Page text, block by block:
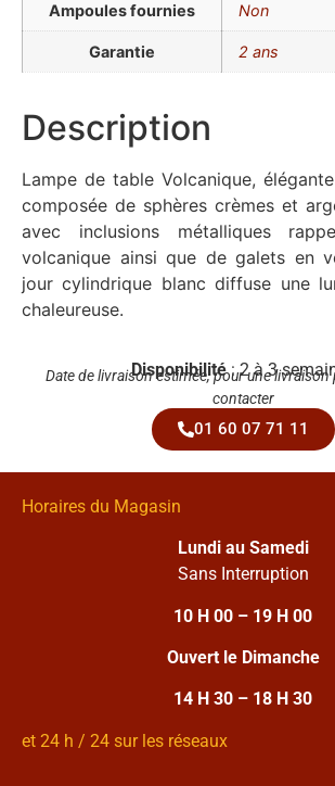
Ampoules fournies Non
Garantie 2 ans
Description
Lampe de table Volcanique,
composée de sphères crèmes et
avec inclusions métalliques
volcanique ainsi que de galets en
jour cylindrique blanc diffuse une
chaleureuse.
Disponibilité: 2 à 3
Date de livraison estimée, pour une
contacter
01 60 07 71 11
Horaires du Magasin
Lundi au Samedi
Sans Interruption
10 H 00 – 19 H 00
Ouvert le Dimanche
14 H 30 – 18 H 30
et 24 h / 24 sur les réseaux